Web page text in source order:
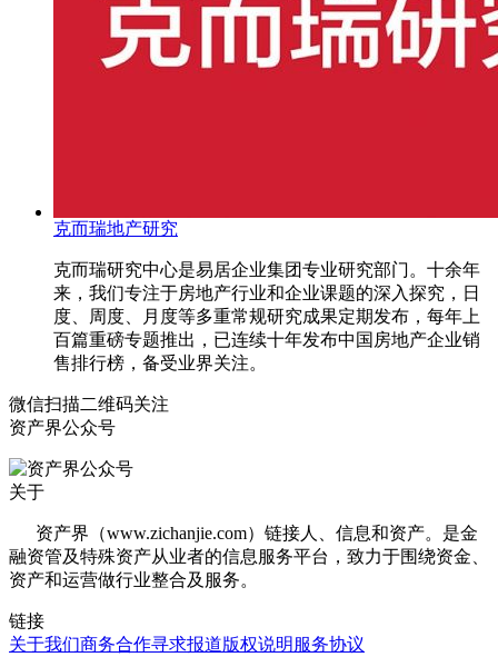
克而瑞地产研究
克而瑞研究中心是易居企业集团专业研究部门。十余年
来，我们专注于房地产行业和企业课题的深入探究，日
度、周度、月度等多重常规研究成果定期发布，每年上
百篇重磅专题推出，已连续十年发布中国房地产企业销
售排行榜，备受业界关注。
微信扫描二维码关注
资产界公众号
关于
资产界（www.zichanjie.com）链接人、信息和资产。是金
融资管及特殊资产从业者的信息服务平台，致力于围绕资金、
资产和运营做行业整合及服务。
链接
关于我们商务合作寻求报道版权说明 服务协议